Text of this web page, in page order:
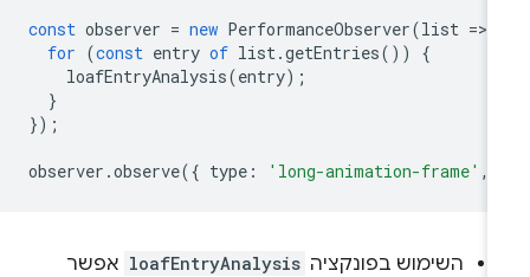
const observer = new PerformanceObserver(list
for (const entry of list.getEntries ())
loafEntryAnalysis(entry
observer.observe ({ type : 'long-animation-frame'
השימוש בפונקציה loafEntryAnalysis אפשר